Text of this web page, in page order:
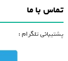
تماس با ما
پشتیبانی تلگرام :